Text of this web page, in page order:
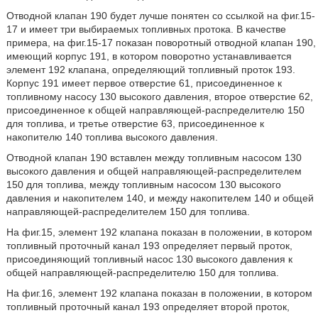
Отводной клапан 190 будет лучше понятен со ссылкой на фиг.15-
17 и имеет три выбираемых топливных протока. В качестве
примера, на фиг.15-17 показан поворотный отводной клапан 190,
имеющий корпус 191, в котором поворотно устанавливается
элемент 192 клапана, определяющий топливный проток 193.
Корпус 191 имеет первое отверстие 61, присоединенное к
топливному насосу 130 высокого давления, второе отверстие 62,
присоединенное к общей направляющей-распределителю 150
для топлива, и третье отверстие 63, присоединенное к
накопителю 140 топлива высокого давления.
Отводной клапан 190 вставлен между топливным насосом 130
высокого давления и общей направляющей-распределителем
150 для топлива, между топливным насосом 130 высокого
давления и накопителем 140, и между накопителем 140 и общей
направляющей-распределителем 150 для топлива.
На фиг.15, элемент 192 клапана показан в положении, в котором
топливный проточный канал 193 определяет первый проток,
присоединяющий топливный насос 130 высокого давления к
общей направляющей-распределителю 150 для топлива.
На фиг.16, элемент 192 клапана показан в положении, в котором
топливный проточный канал 193 определяет второй проток,